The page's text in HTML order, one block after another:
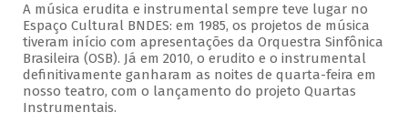
A música erudita e instrumental sempre teve lugar no
Espaço Cultural BNDES: em 1985, os projetos de música
tiveram início com apresentações da Orquestra Sinfônica
Brasileira (OSB). Já em 2010, o erudito e o instrumental
definitivamente ganharam as noites de quarta-feira em
nosso teatro, com o lançamento do projeto Quartas
Instrumentais.